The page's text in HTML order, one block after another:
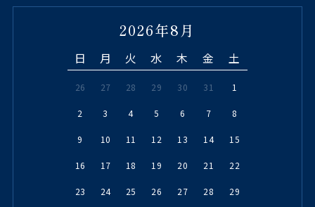
2026年8月
日 月 火 水 木 金 土
26 27 28 29 30 31 1
2 3 4 5 6 7 8
9 10 11 12 13 14 15
16 17 18 19 20 21 22
23 24 25 26 27 28 29